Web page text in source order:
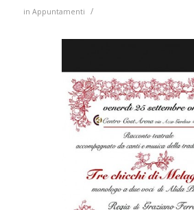
in Appuntamenti /